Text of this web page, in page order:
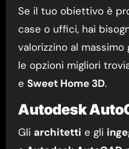
Se il tuo obiettivo è
case o uffici, hai
valorizzino al
le opzioni migliori
e Sweet Home 3D.
Autodesk
Gli architetti e gli